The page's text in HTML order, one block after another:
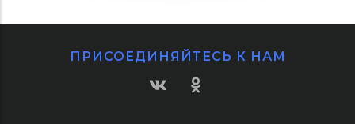
ПРИСОЕДИНЯЙТЕСЬ К НАМ